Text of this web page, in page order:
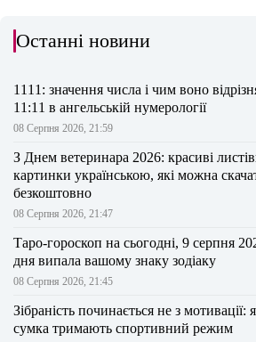
Останні новини
1111: значення числа і чим воно
11:11 в ангельській нумерології
08 Серпня 2026, 21:59
З Днем ветеринара 2026: красиві
картинки українською, які можна
безкоштовно
08 Серпня 2026, 21:47
Таро-гороскоп на сьогодні, 9 серпня
дня випала вашому знаку зодіаку
08 Серпня 2026, 21:45
Зібраність починається не з мотивації:
сумка тримають спортивний режим